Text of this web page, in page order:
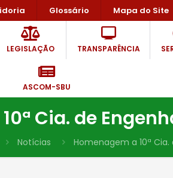
Glossário Mapa do Site
LEGISLAÇÃO TRANSPARÊNCIA
ASCOM-SBU
Cia. de
Notícias Homenagem a 10ª